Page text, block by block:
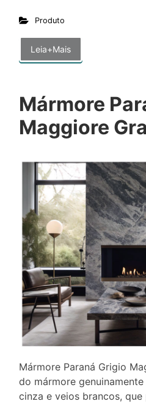
Produto
Leia+Mais
Mármore
Maggiore
Mármore Paraná Grigio
do mármore
cinza e veios brancos,